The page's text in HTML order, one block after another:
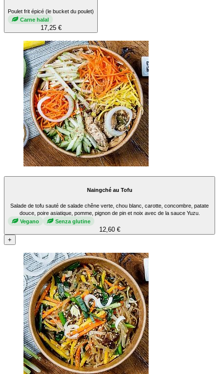
Poulet frit épicé (le bucket du poulet)
Carne halal
17,25 €
Naingché au Tofu
Salade de tofu sauté de salade chêne verte, chou blanc, carotte, concombre, patate
douce, poire asiatique, pomme, pignon de pin et noix avec de la sauce Yuzu.
Vegano
Senza glutine
12,60 €
+